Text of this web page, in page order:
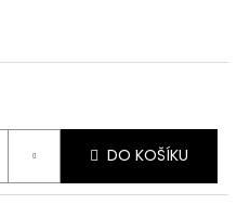
DO KOŠÍKU